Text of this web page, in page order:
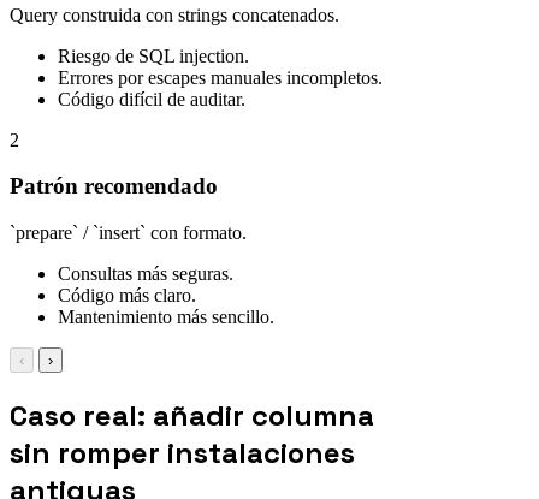
Query construida con strings concatenados.
Riesgo de SQL injection.
Errores por escapes manuales incompletos.
Código difícil de auditar.
2
Patrón recomendado
`prepare` / `insert` con formato.
Consultas más seguras.
Código más claro.
Mantenimiento más sencillo.
‹ ›
Caso real: añadir columna
sin romper instalaciones
antiguas